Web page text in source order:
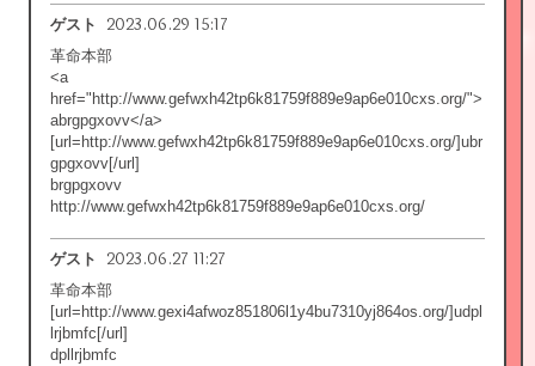
ゲスト 2023.06.29 15:17
革命本部
<a
href="http://www.gefwxh42tp6k81759f889e9ap6e010cxs.org/">
abrgpgxovv</a>
[url=http://www.gefwxh42tp6k81759f889e9ap6e010cxs.org/]ubr
gpgxovv[/url]
brgpgxovv
http://www.gefwxh42tp6k81759f889e9ap6e010cxs.org/
ゲスト 2023.06.27 11:27
革命本部
[url=http://www.gexi4afwoz851806l1y4bu7310yj864os.org/]udpl
lrjbmfc[/url]
dpllrjbmfc